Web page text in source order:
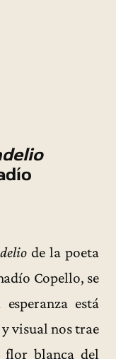
de la poeta
Copello, se
está
visual nos trae
blanca del